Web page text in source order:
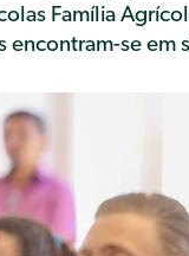
Família
encontram-se em